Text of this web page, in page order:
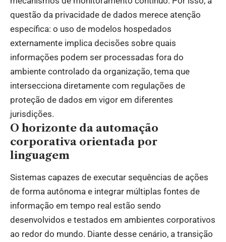
questão da privacidade de dados merece atenção
específica: o uso de modelos hospedados
externamente implica decisões sobre quais
informações podem ser processadas fora do
ambiente controlado da organização, tema que
intersecciona diretamente com regulações de
proteção de dados em vigor em diferentes
jurisdições.
O horizonte da automação
corporativa orientada por
linguagem
Sistemas capazes de executar sequências de ações
de forma autônoma e integrar múltiplas fontes de
informação em tempo real estão sendo
desenvolvidos e testados em ambientes corporativos
ao redor do mundo. Diante desse cenário, a transição